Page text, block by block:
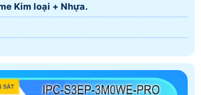
Kim loại + Nhựa.